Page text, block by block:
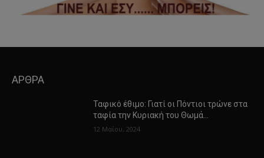
ΑΡΘΡΑ
Ταφικό έθιμο: Γιατί οι Πόντιοι τρώνε στα
ταφία την Κυριακή του Θωμά…
12 Μαΐου, 2024